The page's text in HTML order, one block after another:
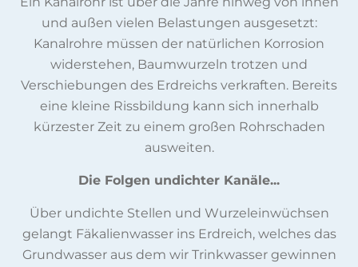
und außen vielen Belastungen ausgesetzt:
Kanalrohre müssen der natürlichen Korrosion
widerstehen, Baumwurzeln trotzen und
Verschiebungen des Erdreichs verkraften. Bereits
eine kleine Rissbildung kann sich innerhalb
kürzester Zeit zu einem großen Rohrschaden
ausweiten.
Die Folgen undichter Kanäle...
Über undichte Stellen und Wurzeleinwüchsen
gelangt Fäkalienwasser ins Erdreich, welches das
Grundwasser aus dem wir Trinkwasser gewinnen